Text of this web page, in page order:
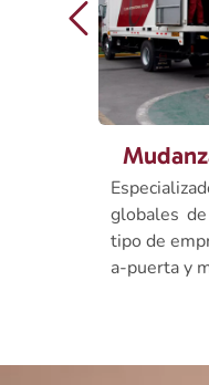
globales
tipo de
a-puerta y